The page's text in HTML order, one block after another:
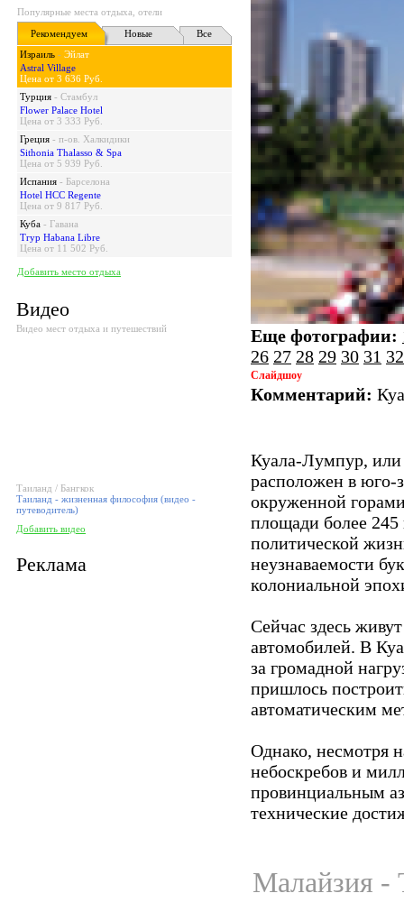
Популярные места отдыха, отели
Рекомендуем
Новые
Все
Израиль - Эйлат
Astral Village
Цена от 3 636 Руб.
Турция - Стамбул
Flower Palace Hotel
Цена от 3 333 Руб.
Греция - п-ов. Халкидики
Sithonia Thalasso & Spa
Цена от 5 939 Руб.
Испания - Барселона
Hotel HCC Regente
Цена от 9 817 Руб.
Куба - Гавана
Tryp Habana Libre
Цена от 11 502 Руб.
Добавить место отдыха
Видео
Видео мест отдыха и путешествий
Таиланд / Бангкок
Таиланд - жизненная философия (видео -
путеводитель)
Добавить видео
Реклама
Еще фотографии:
26 27 28 29 30 31 32
Слайдшоу
Комментарий:
Куала-Лумпур, или
расположен в юго-
окруженной
площади более 245
политической
неузнаваемости
колониальной
Сейчас здесь
автомобилей. В
за громадной
пришлось
автоматическим
Однако, несмотря
небоскребов и
провинциальным
технические
Малайзия -